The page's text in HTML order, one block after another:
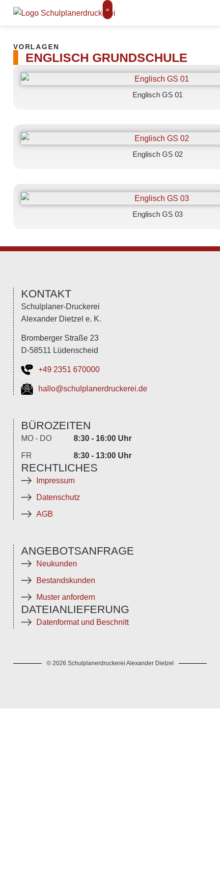
VORLAGEN
ENGLISCH GRUNDSCHULE
Englisch GS 01
Englisch GS 02
Englisch GS 03
KONTAKT
Schulplaner-Druckerei
Alexander Dietzel e. K.
Bromberger Straße 23
D-58511 Lüdenscheid
+49 2351 670000
hallo@schulplanerdruckerei.de
BÜROZEITEN
MO - DO 8:30 - 16:00 Uhr
FR 8:30 - 13:00 Uhr
RECHTLICHES
Impressum
Datenschutz
AGB
ANGEBOTSANFRAGE
Neukunden
Bestandskunden
Muster anfordern
DATEIANLIEFERUNG
Datenformat und Beschnitt
© 2026 Schulplanerdruckerei Alexander Dietzel